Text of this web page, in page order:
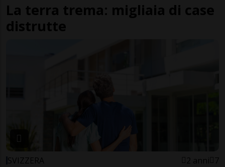
La terra trema: migliaia di case
distrutte
SVIZZERA 2 anni 7